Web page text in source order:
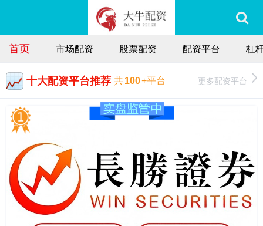
首页 市场配资 股票配资 配资平台 杠
十大配资平台推荐 共100+平台 更多配资平台